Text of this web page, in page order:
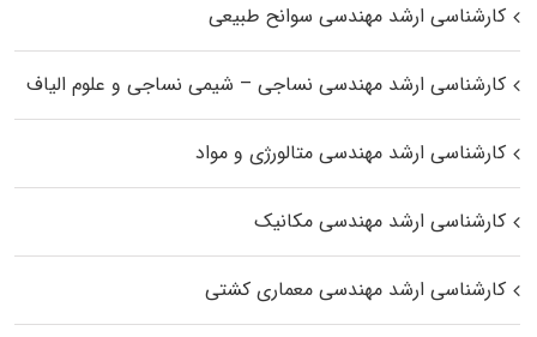
کارشناسی ارشد مهندسی سوانح طبیعی
کارشناسی ارشد مهندسی نساجی – شیمی نساجی و علوم الیاف
کارشناسی ارشد مهندسی متالورژی و مواد
کارشناسی ارشد مهندسی مکانیک
کارشناسی ارشد مهندسی معماری کشتی